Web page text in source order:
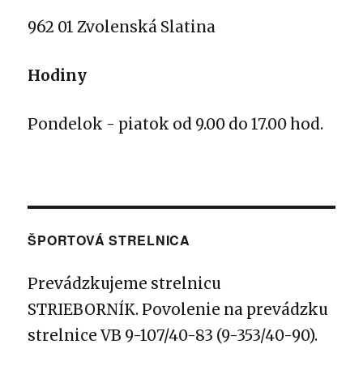
962 01 Zvolenská Slatina
Hodiny
Pondelok - piatok od 9.00 do 17.00 hod.
ŠPORTOVÁ STRELNICA
Prevádzkujeme strelnicu
STRIEBORNÍK. Povolenie na prevádzku
strelnice VB 9-107/40-83 (9-353/40-90).